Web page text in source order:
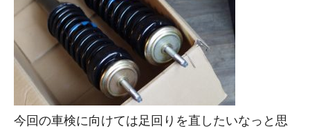
今回の車検に向けては足回りを直したいなっと思